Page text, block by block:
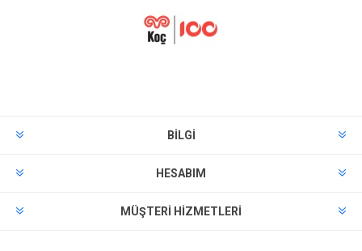
BILGI
HESABIM
MÜŞTERI HIZMETLERI